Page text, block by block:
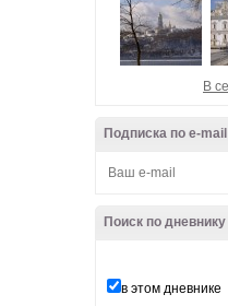
В
Подписка по e-mail
Поиск по дневнику
в этом дневнике